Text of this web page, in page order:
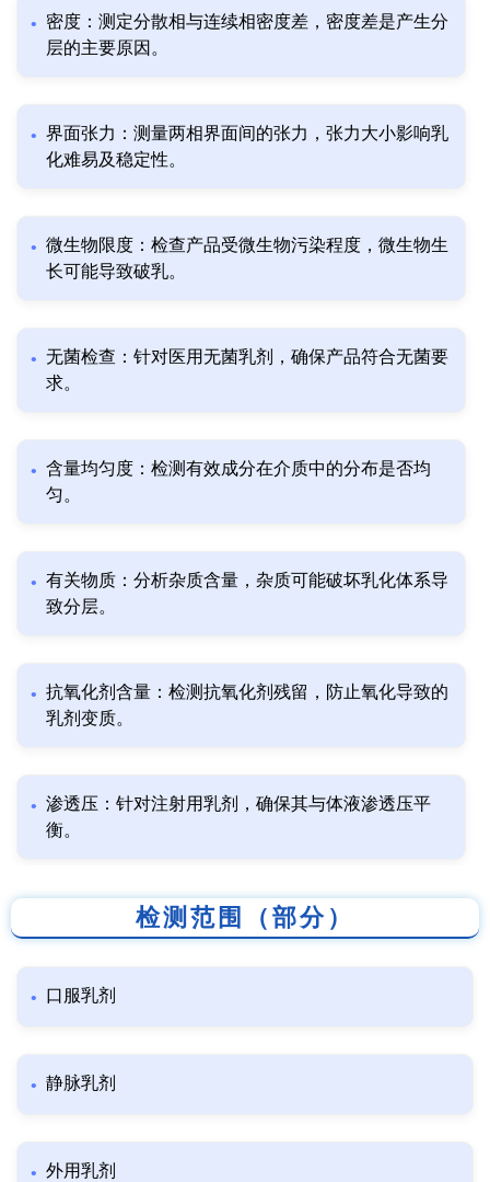
密度：测定分散相与连续相密度差，密度差是产生分
层的主要原因。
界面张力：测量两相界面间的张力，张力大小影响乳
化难易及稳定性。
微生物限度：检查产品受微生物污染程度，微生物生
长可能导致破乳。
无菌检查：针对医用无菌乳剂，确保产品符合无菌要
求。
含量均匀度：检测有效成分在介质中的分布是否均
匀。
有关物质：分析杂质含量，杂质可能破坏乳化体系导
致分层。
抗氧化剂含量：检测抗氧化剂残留，防止氧化导致的
乳剂变质。
渗透压：针对注射用乳剂，确保其与体液渗透压平
衡。
检测范围（部分）
口服乳剂
静脉乳剂
外用乳剂